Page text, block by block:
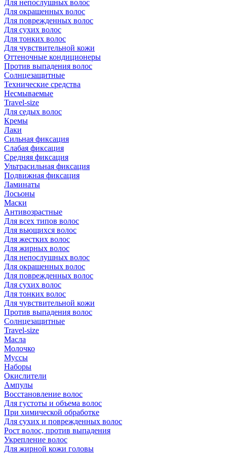
Для непослушных волос
Для окрашенных волос
Для поврежденных волос
Для сухих волос
Для тонких волос
Для чувствительной кожи
Оттеночные кондиционеры
Против выпадения волос
Солнцезащитные
Технические средства
Несмываемые
Travel-size
Для седых волос
Кремы
Лаки
Сильная фиксация
Слабая фиксация
Средняя фиксация
Ультрасильная фиксация
Подвижная фиксация
Ламинаты
Лосьоны
Маски
Антивозрастные
Для всех типов волос
Для вьющихся волос
Для жестких волос
Для жирных волос
Для непослушных волос
Для окрашенных волос
Для поврежденных волос
Для сухих волос
Для тонких волос
Для чувствительной кожи
Против выпадения волос
Солнцезащитные
Travel-size
Масла
Молочко
Муссы
Наборы
Окислители
Ампулы
Восстановление волос
Для густоты и объема волос
При химической обработке
Для сухих и поврежденных волос
Рост волос, против выпадения
Укрепление волос
Для жирной кожи головы